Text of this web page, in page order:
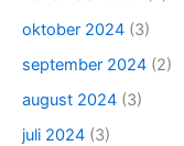
oktober 2024 (3)
september 2024 (2)
august 2024 (3)
juli 2024 (3)